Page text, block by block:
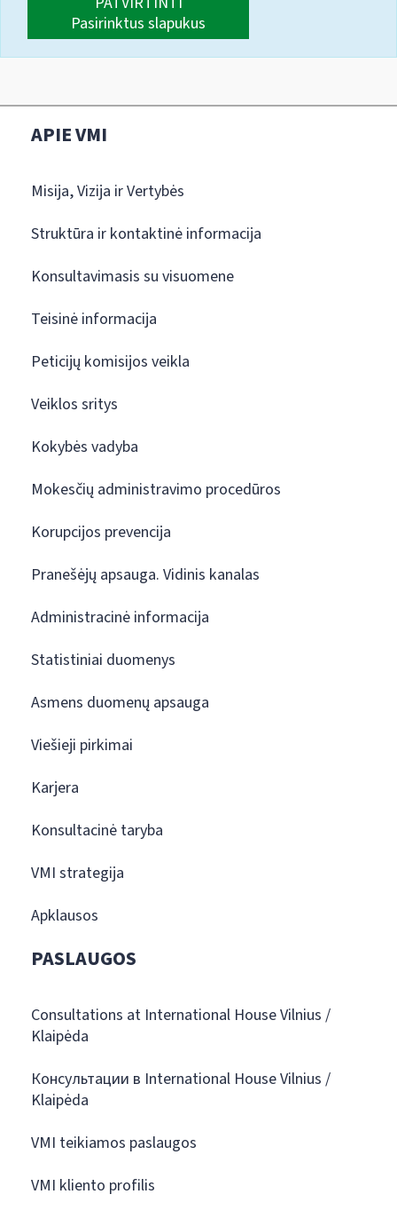
Pasirinktus slapukus
APIE VMI
Misija, Vizija ir Vertybės
Struktūra ir kontaktinė informacija
Konsultavimasis su visuomene
Teisinė informacija
Peticijų komisijos veikla
Veiklos sritys
Kokybės vadyba
Mokesčių administravimo procedūros
Korupcijos prevencija
Pranešėjų apsauga. Vidinis kanalas
Administracinė informacija
Statistiniai duomenys
Asmens duomenų apsauga
Viešieji pirkimai
Karjera
Konsultacinė taryba
VMI strategija
Apklausos
PASLAUGOS
Consultations at International House Vilnius /
Klaipėda
Консультации в International House Vilnius /
Klaipėda
VMI teikiamos paslaugos
VMI kliento profilis